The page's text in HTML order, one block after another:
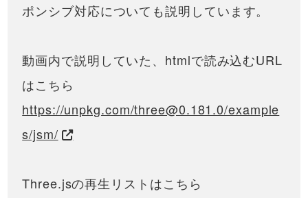
ポンシブ対応についても説明しています。
動画内で説明していた、htmlで読み込むURL
はこちら
https://unpkg.com/three@0.181.0/example
s/jsm/
Three.jsの再生リストはこちら